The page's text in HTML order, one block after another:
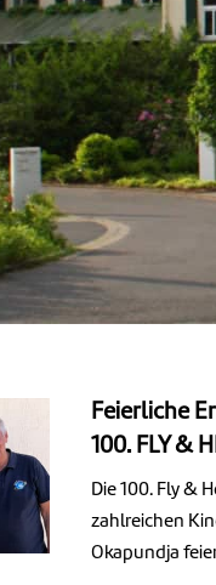
Feierliche
100. FLY &
Die 100. Fly &
zahlreichen
Okapundja